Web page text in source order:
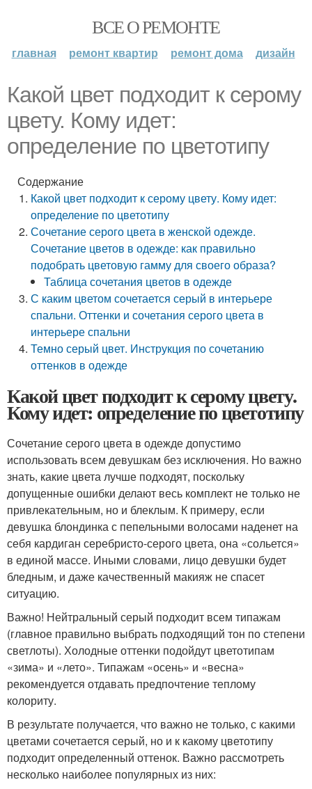
ВСЕ О РЕМОНТЕ
главная ремонт квартир ремонт дома дизайн
Какой цвет подходит к серому
цвету. Кому идет:
определение по цветотипу
Содержание
Какой цвет подходит к серому цвету. Кому идет:
определение по цветотипу
Сочетание серого цвета в женской одежде.
Сочетание цветов в одежде: как правильно
подобрать цветовую гамму для своего образа?
Таблица сочетания цветов в одежде
С каким цветом сочетается серый в интерьере
спальни. Оттенки и сочетания серого цвета в
интерьере спальни
Темно серый цвет. Инструкция по сочетанию
оттенков в одежде
Какой цвет подходит к серому цвету.
Кому идет: определение по цветотипу
Сочетание серого цвета в одежде допустимо
использовать всем девушкам без исключения. Но важно
знать, какие цвета лучше подходят, поскольку
допущенные ошибки делают весь комплект не только не
привлекательным, но и блеклым. К примеру, если
девушка блондинка с пепельными волосами наденет на
себя кардиган серебристо-серого цвета, она «сольется»
в единой массе. Иными словами, лицо девушки будет
бледным, и даже качественный макияж не спасет
ситуацию.
Важно! Нейтральный серый подходит всем типажам
(главное правильно выбрать подходящий тон по степени
светлоты). Холодные оттенки подойдут цветотипам
«зима» и «лето». Типажам «осень» и «весна»
рекомендуется отдавать предпочтение теплому
колориту.
В результате получается, что важно не только, с какими
цветами сочетается серый, но и к какому цветотипу
подходит определенный оттенок. Важно рассмотреть
несколько наиболее популярных из них: